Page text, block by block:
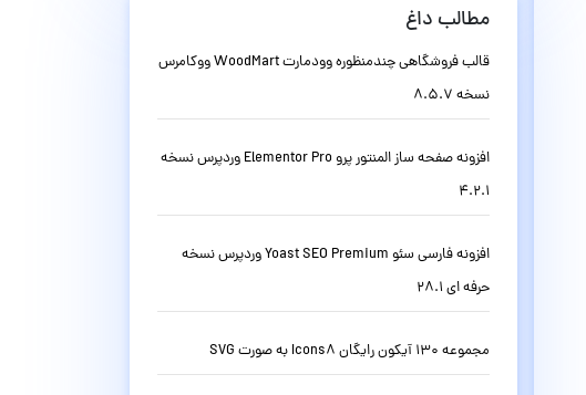
مطالب داغ
قالب فروشگاهی چندمنظوره وودمارت WoodMart ووکامرس
نسخه 8.5.7
افزونه صفحه ساز المنتور پرو Elementor Pro وردپرس نسخه
4.2.1
افزونه فارسی سئو Yoast SEO Premium وردپرس نسخه
حرفه ای 28.1
مجموعه 130 آیکون رایگان Icons8 به صورت SVG